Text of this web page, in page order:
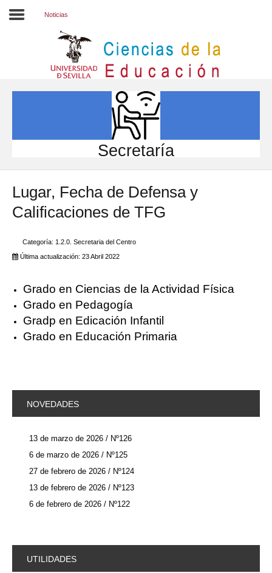
INVESTIGACIÓN
INTERNACIONAL
Directorio FCCE
Noticias
Secretaría
Lugar, Fecha de Defensa y
Calificaciones de TFG
Categoría: 1.2.0. Secretaria del Centro
Última actualización: 23 Abril 2022
Grado en Ciencias de la Actividad Física
Grado en Pedagogía
Gradp en Edicación Infantil
Grado en Educación Primaria
NOVEDADES
13 de marzo de 2026 / Nº126
6 de marzo de 2026 / Nº125
27 de febrero de 2026 / Nº124
13 de febrero de 2026 / Nº123
6 de febrero de 2026 / Nº122
UTILIDADES